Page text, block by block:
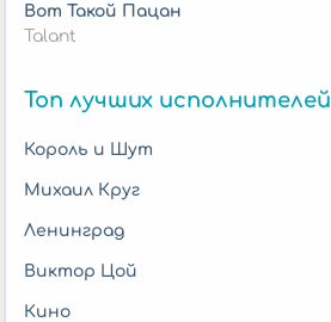
Вот Такой Пацан
Talant
Топ лучших исполнителей
Король и Шут
Михаил Круг
Ленинград
Виктор Цой
Кино